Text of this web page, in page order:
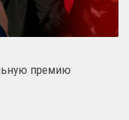
премию